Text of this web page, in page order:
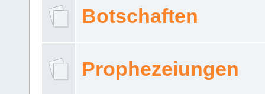
Botschaften
Prophezeiungen